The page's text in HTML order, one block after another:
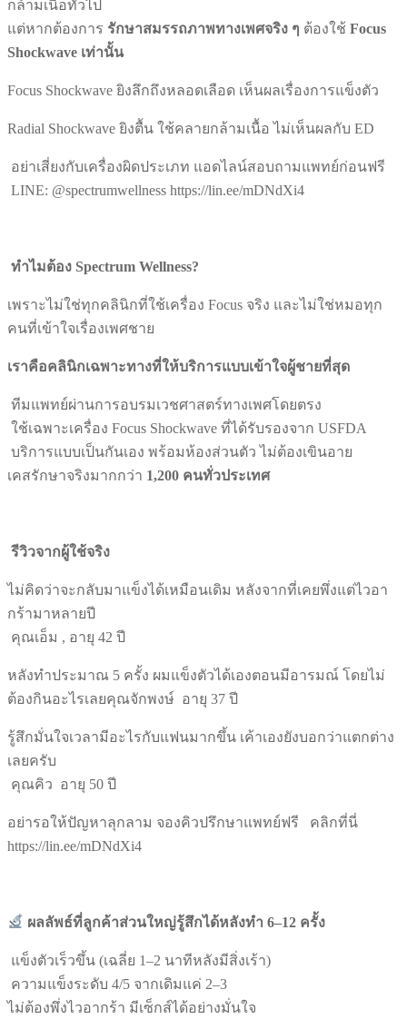
กล้ามเนื้อทั่วไป
แต่หากต้องการ รักษาสมรรถภาพทางเพศจริง ๆ ต้องใช้ Focus
Shockwave เท่านั้น
Focus Shockwave ยิงลึกถึงหลอดเลือด เห็นผลเรื่องการแข็งตัว
Radial Shockwave ยิงตื้น ใช้คลายกล้ามเนื้อ ไม่เห็นผลกับ ED
อย่าเสี่ยงกับเครื่องผิดประเภท แอดไลน์สอบถามแพทย์ก่อนฟรี
LINE: @spectrumwellness https://lin.ee/mDNdXi4
ทำไมต้อง Spectrum Wellness?
เพราะไม่ใช่ทุกคลินิกที่ใช้เครื่อง Focus จริง และไม่ใช่หมอทุก
คนที่เข้าใจเรื่องเพศชาย
เราคือคลินิกเฉพาะทางที่ให้บริการแบบเข้าใจผู้ชายที่สุด
ทีมแพทย์ผ่านการอบรมเวชศาสตร์ทางเพศโดยตรง
ใช้เฉพาะเครื่อง Focus Shockwave ที่ได้รับรองจาก USFDA
บริการแบบเป็นกันเอง พร้อมห้องส่วนตัว ไม่ต้องเขินอาย
เคสรักษาจริงมากกว่า 1,200 คนทั่วประเทศ
รีวิวจากผู้ใช้จริง
ไม่คิดว่าจะกลับมาแข็งได้เหมือนเดิม หลังจากที่เคยพึ่งแต่ไวอา
กร้ามาหลายปี
คุณเอ็ม , อายุ 42 ปี
หลังทำประมาณ 5 ครั้ง ผมแข็งตัวได้เองตอนมีอารมณ์ โดยไม่
ต้องกินอะไรเลยคุณจักพงษ์ อายุ 37 ปี
รู้สึกมั่นใจเวลามีอะไรกับแฟนมากขึ้น เค้าเองยังบอกว่าแตกต่าง
เลยครับ
คุณคิว อายุ 50 ปี
อย่ารอให้ปัญหาลุกลาม จองคิวปรึกษาแพทย์ฟรี คลิกที่นี่
https://lin.ee/mDNdXi4
ผลลัพธ์ที่ลูกค้าส่วนใหญ่รู้สึกได้หลังทำ 6–12 ครั้ง
แข็งตัวเร็วขึ้น (เฉลี่ย 1–2 นาทีหลังมีสิ่งเร้า)
ความแข็งระดับ 4/5 จากเดิมแค่ 2–3
ไม่ต้องพึ่งไวอากร้า มีเซ็กส์ได้อย่างมั่นใจ